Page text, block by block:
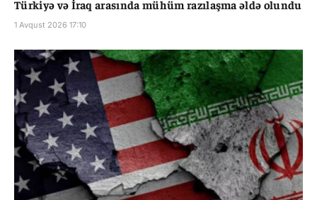
Türkiyə və İraq arasında mühüm razılaşma əldə olundu
1 Avqust 2026 17:10